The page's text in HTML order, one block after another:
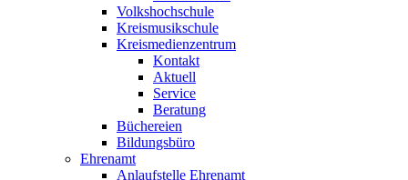
Volkshochschule
Kreismusikschule
Kreismedienzentrum
Kontakt
Aktuell
Service
Beratung
Büchereien
Bildungsbüro
Ehrenamt
Anlaufstelle Ehrenamt